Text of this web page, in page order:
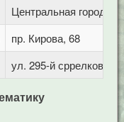
Центральная
пр. Кирова, 68
ул. 295-й сррелковой